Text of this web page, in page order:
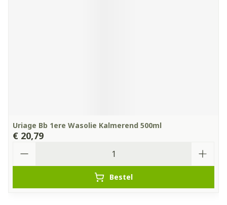
Uriage Bb 1ere Wasolie Kalmerend 500ml
€ 20,79
Bestel